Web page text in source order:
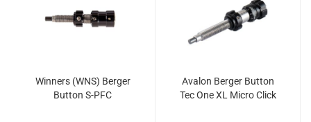
Winners (WNS) Berger
Button S-PFC
Avalon Berger Button
Tec One XL Micro Click